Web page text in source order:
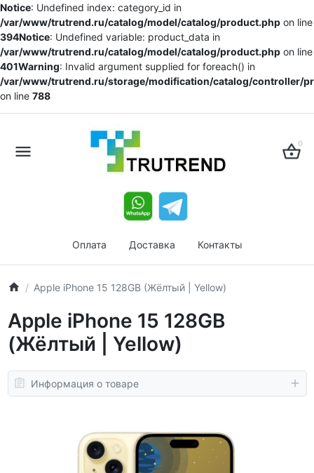
Notice: Undefined index: category_id in
/var/www/trutrend.ru/catalog/model/catalog/product.php on line
394Notice: Undefined variable: product_data in
/var/www/trutrend.ru/catalog/model/catalog/product.php on line
401Warning: Invalid argument supplied for foreach() in
/var/www/trutrend.ru/storage/modification/catalog/controller/
on line 788
0
Оплата Доставка Контакты
Apple iPhone 15 128GB (Жёлтый | Yellow)
Apple iPhone 15 128GB
(Жёлтый | Yellow)
Информация о товаре